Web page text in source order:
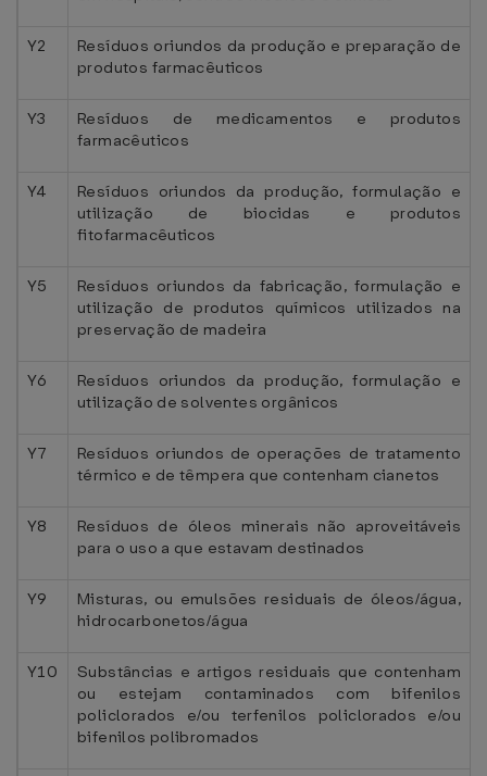
Y2
Resíduos oriundos da produção e preparação de
produtos farmacêuticos
Y3
Resíduos de medicamentos e produtos
farmacêuticos
Y4
Resíduos oriundos da produção, formulação e
utilização de biocidas e produtos
fitofarmacêuticos
Y5
Resíduos oriundos da fabricação, formulação e
utilização de produtos químicos utilizados na
preservação de madeira
Y6
Resíduos oriundos da produção, formulação e
utilização de solventes orgânicos
Y7
Resíduos oriundos de operações de tratamento
térmico e de têmpera que contenham cianetos
Y8
Resíduos de óleos minerais não aproveitáveis
para o uso a que estavam destinados
Y9
Misturas, ou emulsões residuais de óleos/água,
hidrocarbonetos/água
Y10
Substâncias e artigos residuais que contenham
ou estejam contaminados com bifenilos
policlorados e/ou terfenilos policlorados e/ou
bifenilos polibromados